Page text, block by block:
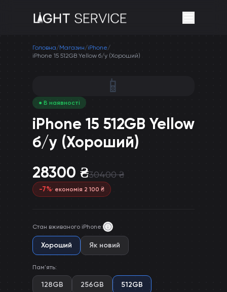
Головна/Магазин/iPhone/
iPhone 15 512GB Yellow б/у (Хороший)
📱
● В наявності
iPhone 15 512GB Yellow
б/у (Хороший)
28300 ₴30400₴
-7%· економія 2 100 ₴
Стан вживаного iPhone:
Хороший Як новий
Пам'ять:
128GB 256GB 512GB